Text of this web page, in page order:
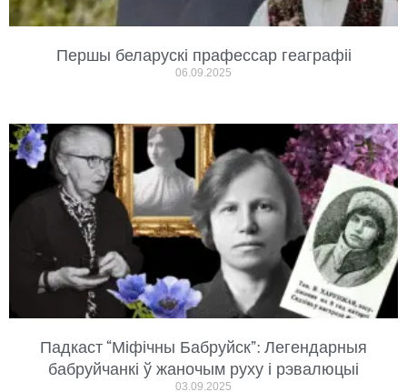
Першы беларускі прафессар геаграфіі
06.09.2025
Падкаст “Міфічны Бабруйск”: Легендарныя
бабруйчанкі ў жаночым руху і рэвалюцыі
03.09.2025